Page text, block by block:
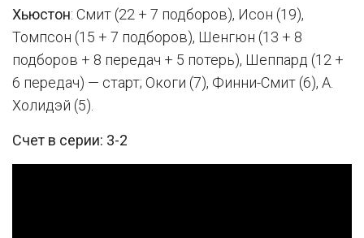
Хьюстон: Смит (22 + 7 подборов), Исон (19),
Томпсон (15 + 7 подборов), Шенгюн (13 + 8
подборов + 8 передач + 5 потерь), Шеппард (12 +
6 передач) — старт; Окоги (7), Финни-Смит (6), А.
Холидэй (5).
Счет в серии: 3-2